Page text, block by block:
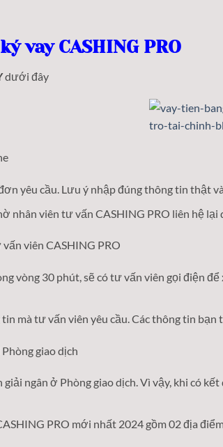
vay CASHING PRO
dưới đây
yêu cầu. Lưu ý nhập đúng thông tin thật
nhân viên tư vấn CASHING PRO liên hệ lại
viên CASHING PRO
vòng 30 phút, sẽ có tư vấn viên gọi điện
mà tư vấn viên yêu cầu. Các thông tin
giao dịch
ngân ở Phòng giao dịch. Vì vậy, khi có
PRO mới nhất 2024 gồm 02 địa